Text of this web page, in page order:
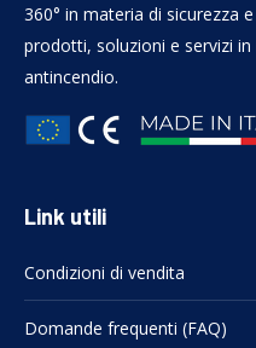
360° in materia di sicurezza
prodotti, soluzioni e servizi
antincendio.
Link utili
Condizioni di vendita
Domande frequenti (FAQ)